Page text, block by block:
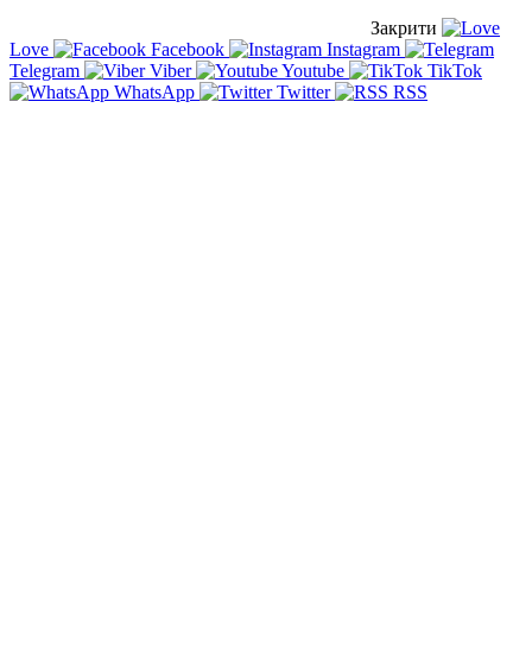
Закрити
Love
Facebook
Instagram
Telegram
Viber Youtube
TikTok
WhatsApp
Twitter RSS